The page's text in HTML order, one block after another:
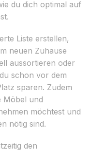
du dich optimal auf
Liste erstellen,
neuen Zuhause
aussortieren oder
schon vor dem
sparen. Zudem
Möbel und
möchtest und
nötig sind.
den